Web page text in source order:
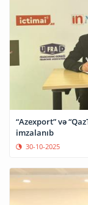
“Azexport” və
imzalanıb
30-10-2025